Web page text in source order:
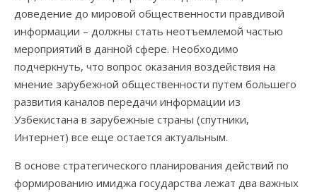
доведение до мировой общественности правдивой
информации – должны стать неотъемлемой частью
мероприятий в данной сфере. Необходимо
подчеркнуть, что вопрос оказания воздействия на
мнение зарубежной общественности путем большего
развития каналов передачи информации из
Узбекистана в зарубежные страны (спутники,
Интернет) все еще остается актуальным.
В основе стратегического планирования действий по
формированию имиджа государства лежат два важных